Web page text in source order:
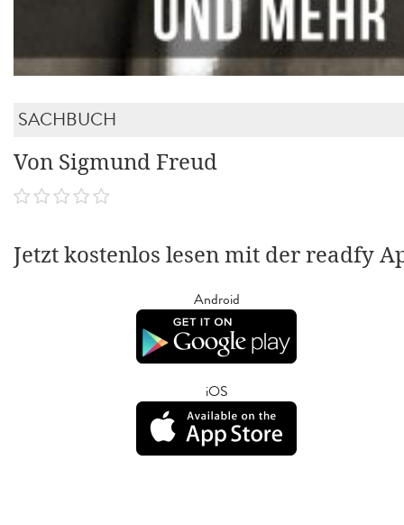
SACHBUCH
Von Sigmund Freud
Jetzt kostenlos lesen mit der readfy
Android
iOS